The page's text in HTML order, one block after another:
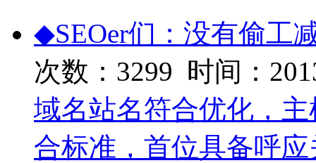
◆SEOer们：没有偷工
次数：3299 时间：
域名站名符合优化，
合标准，首位具备呼